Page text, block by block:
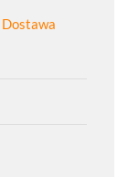
Dostawa